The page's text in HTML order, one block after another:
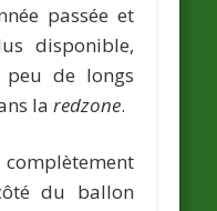
passée et
disponible,
peu de longs
laredzone.
du ballon